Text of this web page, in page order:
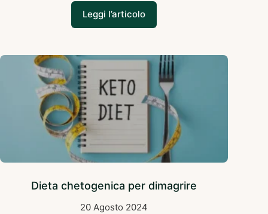
Leggi l’articolo
Dieta chetogenica per dimagrire
20 Agosto 2024